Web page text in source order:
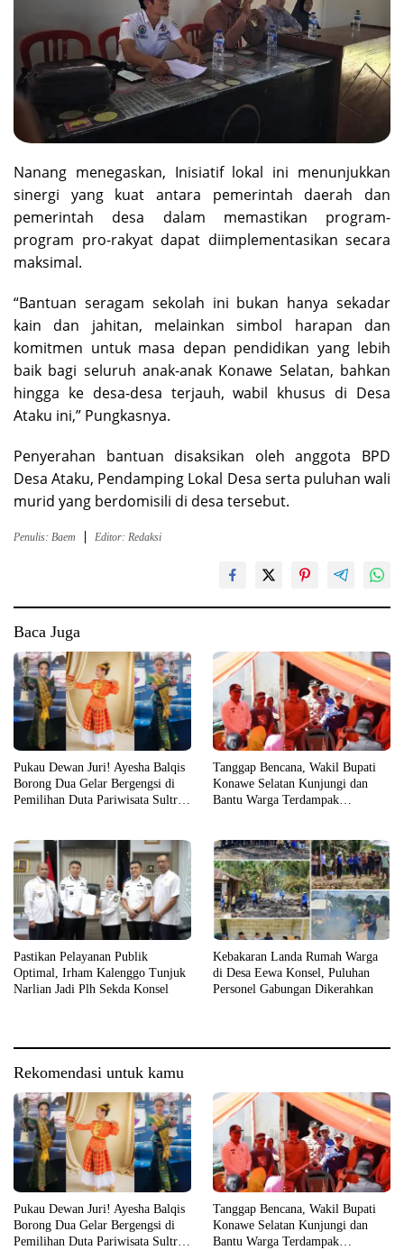
Nanang menegaskan, Inisiatif lokal ini menunjukkan
sinergi yang kuat antara pemerintah daerah dan
pemerintah desa dalam memastikan program-
program pro-rakyat dapat diimplementasikan secara
maksimal.
“Bantuan seragam sekolah ini bukan hanya sekadar
kain dan jahitan, melainkan simbol harapan dan
komitmen untuk masa depan pendidikan yang lebih
baik bagi seluruh anak-anak Konawe Selatan, bahkan
hingga ke desa-desa terjauh, wabil khusus di Desa
Ataku ini,” Pungkasnya.
Penyerahan bantuan disaksikan oleh anggota BPD
Desa Ataku, Pendamping Lokal Desa serta puluhan wali
murid yang berdomisili di desa tersebut.
Penulis: Baem Editor: Redaksi
Baca Juga
Pukau Dewan Juri! Ayesha Balqis
Borong Dua Gelar Bergengsi di
Pemilihan Duta Pariwisata Sultra
Tanggap Bencana, Wakil Bupati
Konawe Selatan Kunjungi dan
Bantu Warga Terdampak
Pastikan Pelayanan Publik
Optimal, Irham Kalenggo Tunjuk
Narlian Jadi Plh Sekda Konsel
Kebakaran Landa Rumah Warga
di Desa Eewa Konsel, Puluhan
Personel Gabungan Dikerahkan
Rekomendasi untuk kamu
Pukau Dewan Juri! Ayesha Balqis
Borong Dua Gelar Bergengsi di
Pemilihan Duta Pariwisata Sultra
Tanggap Bencana, Wakil Bupati
Konawe Selatan Kunjungi dan
Bantu Warga Terdampak